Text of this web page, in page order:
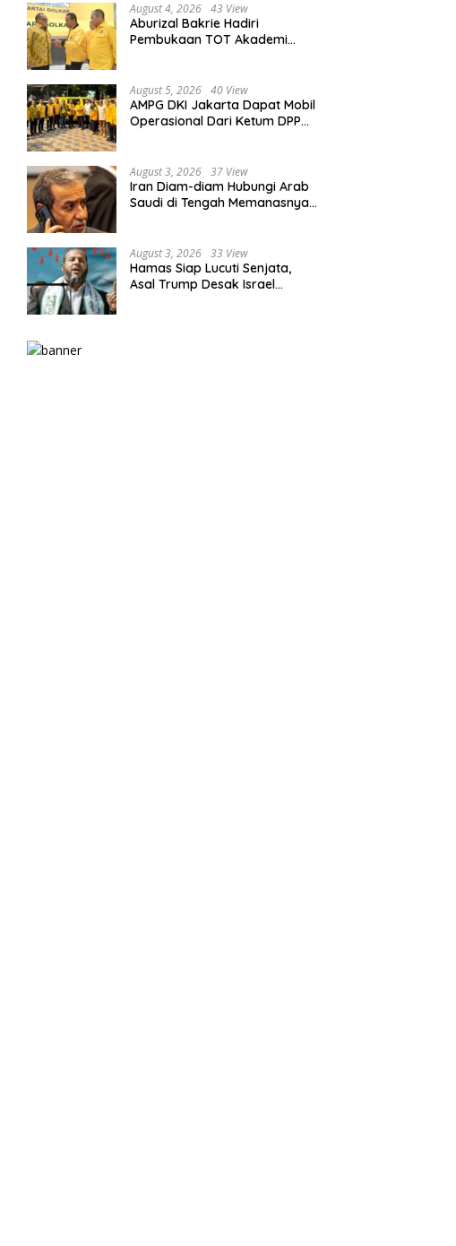
August 4, 2026 43 View
Aburizal Bakrie Hadiri
Pembukaan TOT Akademi
Berkualitas
August 5, 2026 40 View
AMPG DKI Jakarta Dapat Mobil
Operasional Dari Ketum DPP
August 3, 2026 37 View
Iran Diam-diam Hubungi Arab
Saudi di Tengah Memanasnya
August 3, 2026 33 View
Hamas Siap Lucuti Senjata,
Asal Trump Desak Israel